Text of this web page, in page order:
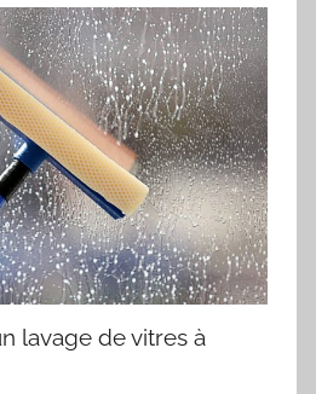
lavage de vitres à